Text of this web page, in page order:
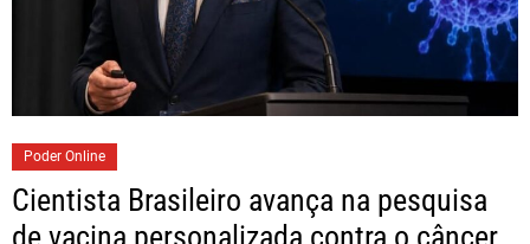
Poder Online
Cientista Brasileiro avança na pesquisa